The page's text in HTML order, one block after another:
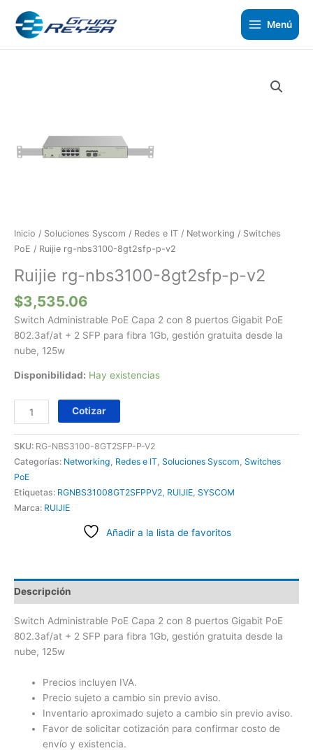
contenido
Menú
Inicio / Soluciones Syscom / Redes e IT / Networking / Switches
PoE / Ruijie rg-nbs3100-8gt2sfp-p-v2
Ruijie rg-nbs3100-8gt2sfp-p-v2
$3,535.06
Switch Administrable PoE Capa 2 con 8 puertos Gigabit PoE
802.3af/at + 2 SFP para fibra 1Gb, gestión gratuita desde la
nube, 125w
Disponibilidad: Hay existencias
v2
Cotizar
SKU: RG-NBS3100-8GT2SFP-P-V2
Categorías: Networking, Redes e IT, Soluciones Syscom, Switches
PoE
Etiquetas: RGNBS31008GT2SFPPV2, RUIJIE, SYSCOM
Marca: RUIJIE
Añadir a la lista de favoritos
Descripción
Switch Administrable PoE Capa 2 con 8 puertos Gigabit PoE
802.3af/at + 2 SFP para fibra 1Gb, gestión gratuita desde la
nube, 125w
Precios incluyen IVA.
Precio sujeto a cambio sin previo aviso.
Inventario aproximado sujeto a cambio sin previo aviso.
Favor de solicitar cotización para confirmar costo de
envío y existencia.